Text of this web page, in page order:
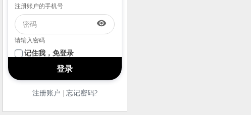
注册账户的手机号
visibility
请输入密码
记住我，免登录
注册账户 忘记密码?